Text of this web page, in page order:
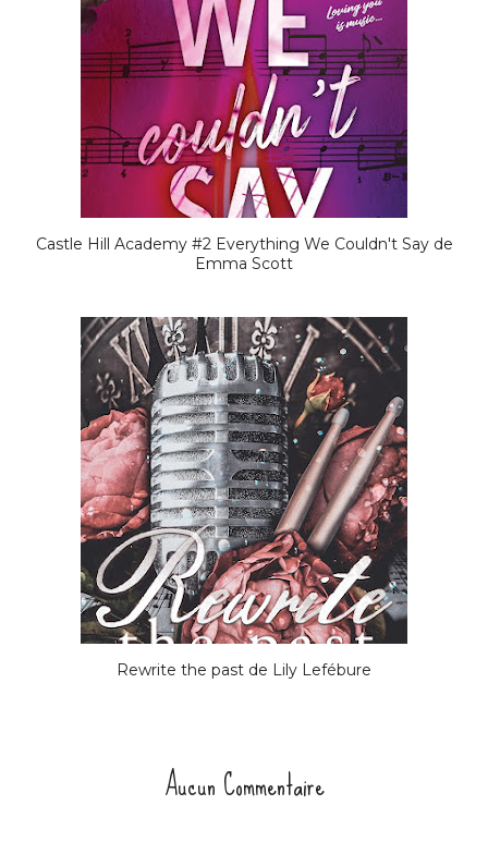
Castle Hill Academy #2 Everything We Couldn't Say de
Emma Scott
Rewrite the past de Lily Lefébure
Aucun Commentaire